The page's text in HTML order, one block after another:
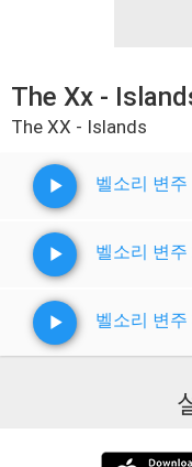
The Xx -
The XX - Islands
벨소리 변주
벨소리 변주
벨소리 변주